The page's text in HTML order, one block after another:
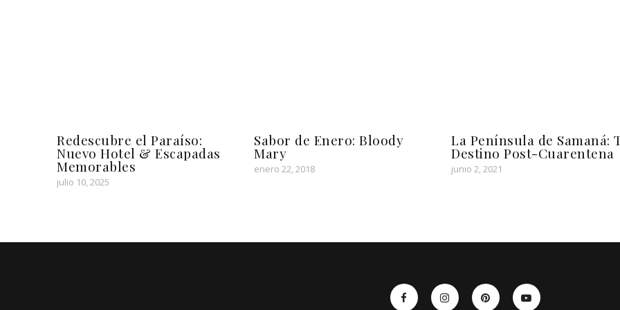
Redescubre el Paraíso:
Nuevo Hotel & Escapadas
Memorables
julio 10, 2025
Sabor de Enero: Bloody
Mary
enero 22, 2018
La Península de Samaná:
Destino Post-Cuarentena
junio 2, 2021